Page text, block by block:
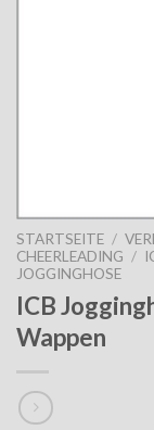
STARTSEITE /
CHEERLEADING /
JOGGINGHOSE
ICB
Wappen